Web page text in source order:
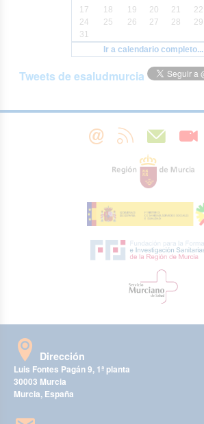
17
18 19 20 21 22
24
25 26 27 28 29
31
Ir a calendario completo...
Tweets de esaludmurcia
Dirección
Luis Fontes Pagán 9, 1ª planta
30003 Murcia
Murcia, España